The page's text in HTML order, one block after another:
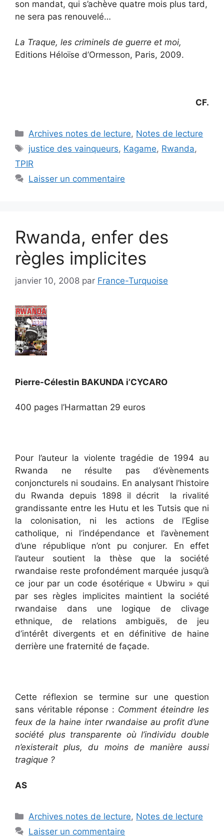
son mandat, qui s’achève quatre mois plus tard,
ne sera pas renouvelé…
La Traque, les criminels de guerre et moi,
Editions Héloïse d’Ormesson, Paris, 2009.
CF.
Catégories
Archives notes de lecture, Notes de lecture
Étiquettes
justice des vainqueurs, Kagame, Rwanda,
TPIR
Laisser un commentaire
Rwanda, enfer des
règles implicites
janvier 10, 2008 par France-Turquoise
Pierre-Célestin BAKUNDA i’CYCARO
400 pages l’Harmattan 29 euros
Pour l’auteur la violente tragédie de 1994 au
Rwanda ne résulte pas d’évènements
conjoncturels ni soudains. En analysant l’histoire
du Rwanda depuis 1898 il décrit la rivalité
grandissante entre les Hutu et les Tutsis que ni
la colonisation, ni les actions de l’Eglise
catholique, ni l’indépendance et l’avènement
d’une république n’ont pu conjurer. En effet
l’auteur soutient la thèse que la société
rwandaise reste profondément marquée jusqu’à
ce jour par un code ésotérique « Ubwiru » qui
par ses règles implicites maintient la société
rwandaise dans une logique de clivage
ethnique, de relations ambiguës, de jeu
d’intérêt divergents et en définitive de haine
derrière une fraternité de façade.
Cette réflexion se termine sur une question
sans véritable réponse : Comment éteindre les
feux de la haine inter rwandaise au profit d’une
société plus transparente où l’individu double
n’existerait plus, du moins de manière aussi
tragique ?
AS
Catégories
Archives notes de lecture, Notes de lecture
Laisser un commentaire